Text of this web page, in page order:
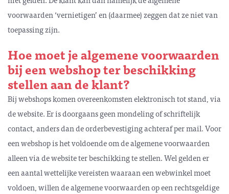
voorwaarden ‘vernietigen’ en (daarmee) zeggen dat ze niet van
toepassing zijn.
Hoe moet je algemene voorwaarden
bij een webshop ter beschikking
stellen aan de klant?
Bij webshops komen overeenkomsten elektronisch tot stand, via
de website. Er is doorgaans geen mondeling of schriftelijk
contact, anders dan de orderbevestiging achteraf per mail. Voor
een webshop is het voldoende om de algemene voorwaarden
alleen via de website ter beschikking te stellen. Wel gelden er
een aantal wettelijke vereisten waaraan een webwinkel moet
voldoen, willen de algemene voorwaarden op een rechtsgeldige